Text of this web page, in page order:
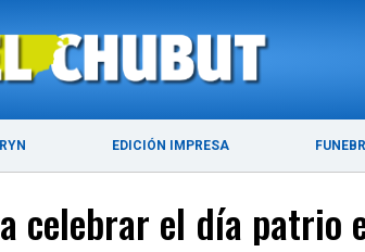
EDICIÓN IMPRESA
ÚLTIMAS NOTICIAS PUERTO MADRYN
el día patrio